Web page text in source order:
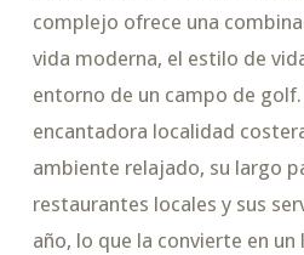
complejo ofrece una
vida moderna, el estilo de
entorno de un campo de golf.
encantadora localidad
ambiente relajado, su largo
restaurantes locales y sus
año, lo que la convierte en